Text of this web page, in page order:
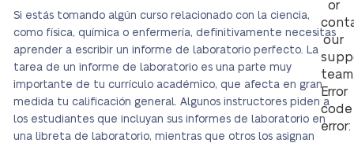
or
our
Error
code
error:
Si estás tomando algún curso relacionado con la ciencia,
como física, química o enfermería, definitivamente necesitas
aprender a escribir un informe de laboratorio perfecto. La
tarea de un informe de laboratorio es una parte muy
importante de tu currículo académico, que afecta en gran
medida tu calificación general. Algunos instructores piden a
los estudiantes que incluyan sus informes de laboratorio en
una libreta de laboratorio, mientras que otros los asignan